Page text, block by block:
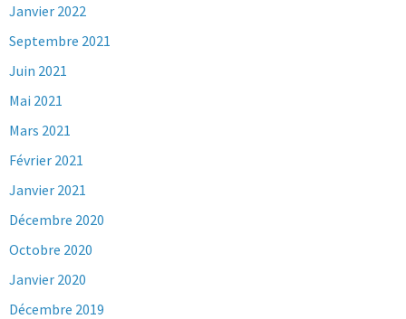
Janvier 2022
Septembre 2021
Juin 2021
Mai 2021
Mars 2021
Février 2021
Janvier 2021
Décembre 2020
Octobre 2020
Janvier 2020
Décembre 2019